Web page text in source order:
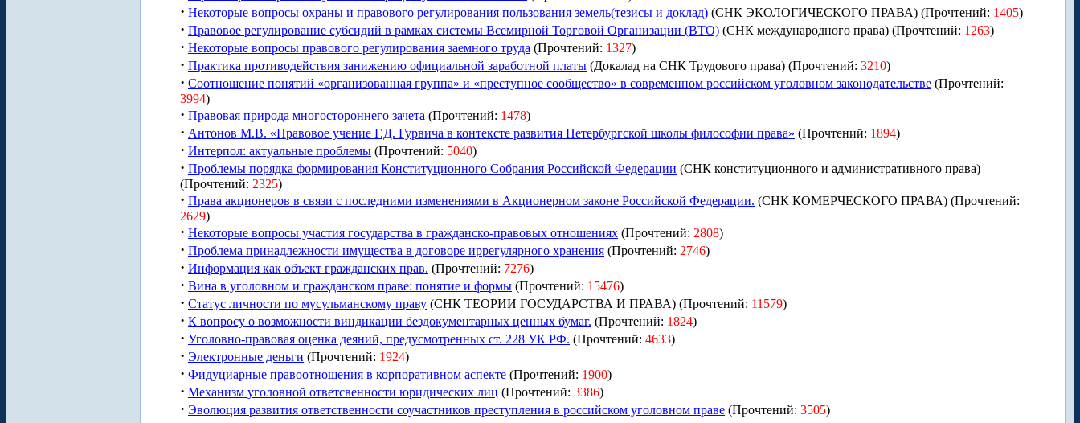
· Некоторые вопросы охраны и правового регулирования пользования земель(тезисы и доклад) (СНК ЭКОЛОГИЧЕСКОГО ПРАВА) (Прочтений: 1405)
· Правовое регулирование субсидий в рамках системы Всемирной Торговой Организации (ВТО) (СНК международного права) (Прочтений: 1263)
· Некоторые вопросы правового регулирования заемного труда (Прочтений: 1327)
· Практика противодействия занижению официальной заработной платы (Докалад на СНК Трудового права) (Прочтений: 3210)
· Соотношение понятий «организованная группа» и «преступное сообщество» в современном российском уголовном законодательстве (Прочтений:
3994)
· Правовая природа многостороннего зачета (Прочтений: 1478)
· Антонов М.В. «Правовое учение Г.Д. Гурвича в контексте развития Петербургской школы философии права» (Прочтений: 1894)
· Интерпол: актуальные проблемы (Прочтений: 5040)
· Проблемы порядка формирования Конституционного Собрания Российской Федерации (СНК конституционного и административного права)
(Прочтений: 2325)
· Права акционеров в связи с последними изменениями в Акционерном законе Российской Федерации. (СНК КОМЕРЧЕСКОГО ПРАВА) (Прочтений:
2629)
· Некоторые вопросы участия государства в гражданско-правовых отношениях (Прочтений: 2808)
· Проблема принадлежности имущества в договоре иррегулярного хранения (Прочтений: 2746)
· Информация как объект гражданских прав. (Прочтений: 7276)
· Вина в уголовном и гражданском праве: понятие и формы (Прочтений: 15476)
· Статус личности по мусульманскому праву (СНК ТЕОРИИ ГОСУДАРСТВА И ПРАВА) (Прочтений: 11579)
· К вопросу о возможности виндикации бездокументарных ценных бумаг. (Прочтений: 1824)
· Уголовно-правовая оценка деяний, предусмотренных ст. 228 УК РФ. (Прочтений: 4633)
· Электронные деньги (Прочтений: 1924)
· Фидуциарные правоотношения в корпоративном аспекте (Прочтений: 1900)
· Механизм уголовной ответсвенности юридических лиц (Прочтений: 3386)
· Эволюция развития ответственности соучастников преступления в российском уголовном праве (Прочтений: 3505)